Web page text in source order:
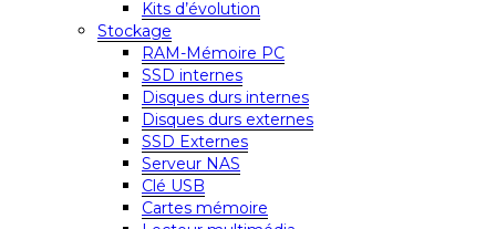
Kits d’évolution
Stockage
RAM-Mémoire PC
SSD internes
Disques durs internes
Disques durs externes
SSD Externes
Serveur NAS
Clé USB
Cartes mémoire